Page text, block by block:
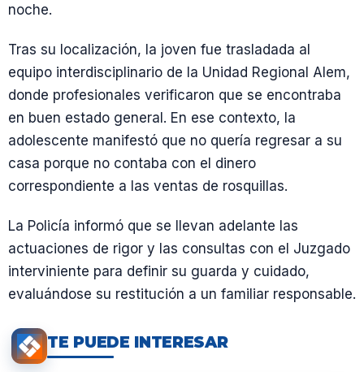
noche.
Tras su localización, la joven fue trasladada al
equipo interdisciplinario de la Unidad Regional Alem,
donde profesionales verificaron que se encontraba
en buen estado general. En ese contexto, la
adolescente manifestó que no quería regresar a su
casa porque no contaba con el dinero
correspondiente a las ventas de rosquillas.
La Policía informó que se llevan adelante las
actuaciones de rigor y las consultas con el Juzgado
interviniente para definir su guarda y cuidado,
evaluándose su restitución a un familiar responsable.
TE PUEDE INTERESAR